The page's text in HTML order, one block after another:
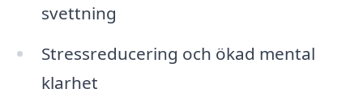
svettning
Stressreducering och ökad mental
klarhet